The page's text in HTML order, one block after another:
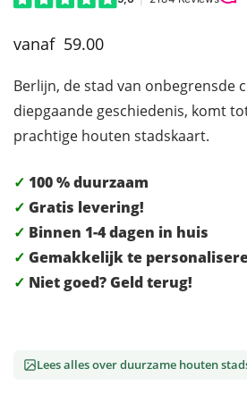
59.00
Berlijn, de stad van onbegrensde
diepgaande geschiedenis, komt
prachtige houten stadskaart.
✓ 100 % duurzaam
✓ Gratis levering!
✓ Binnen 1-4 dagen in huis
✓ Gemakkelijk te
✓ Niet goed? Geld terug!
Lees alles over duurzame houten